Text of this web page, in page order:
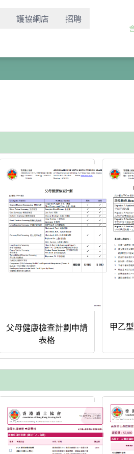
護協網店
招聘
父母健康檢查計劃申請
表格
甲乙